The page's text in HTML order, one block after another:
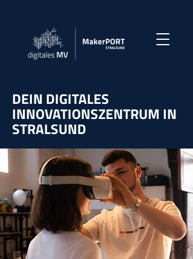
DEIN DIGITALES
INNOVATIONSZENTRUM IN
STRALSUND